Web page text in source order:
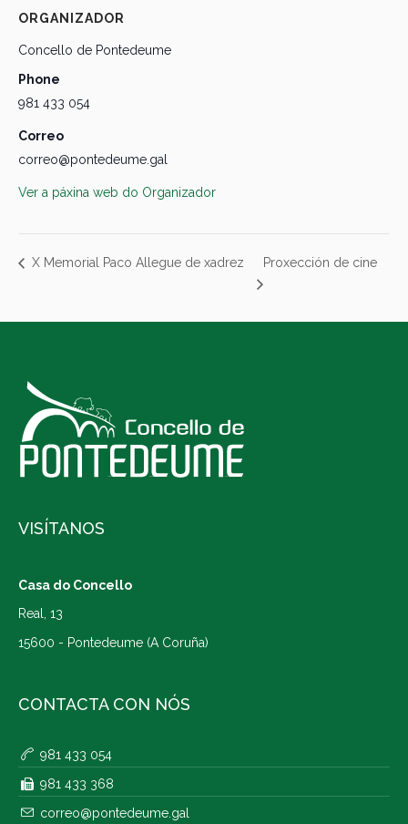
ORGANIZADOR
Concello de Pontedeume
Phone
981 433 054
Correo
correo@pontedeume.gal
Ver a páxina web do Organizador
X Memorial Paco Allegue de xadrez Proxección de cine
VISÍTANOS
Casa do Concello
Real, 13
15600 - Pontedeume (A Coruña)
CONTACTA CON NÓS
981 433 054
981 433 368
correo@pontedeume.gal